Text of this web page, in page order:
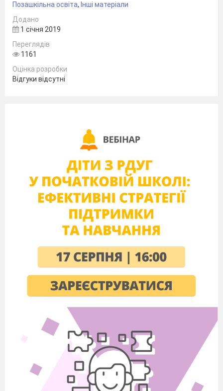
Керівник гуртка
Тема.
Створення театрального
костюма улюбленого
Позашкільна освіта, Інші матеріали
Додано
1 січня 2019
Переглядів
1161
Оцінка розробки
Відгуки відсутні